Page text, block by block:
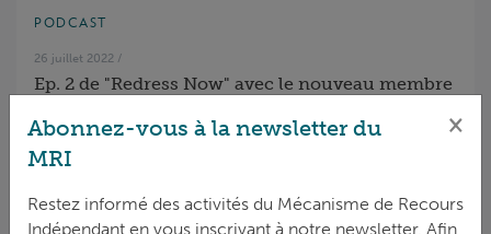
PODCAST
26 juillet 2022 /
Ep. 2 de "Redress Now" avec le nouveau membre
Abonnez-vous à la newsletter du
MRI
×
Restez informé des activités du Mécanisme de Recours
Indépendant en vous inscrivant à notre newsletter. Afin